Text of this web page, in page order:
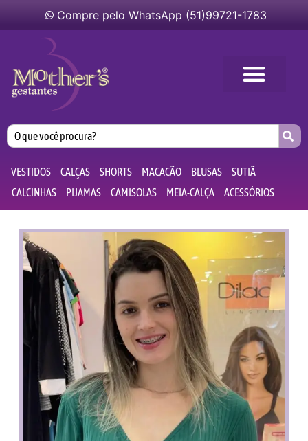
Compre pelo WhatsApp (51)99721-1783
VESTIDOS CALÇAS SHORTS MACACÃO BLUSAS
SUTIÃ
CALCINHAS
PIJAMAS CAMISOLAS MEIA-CALÇA ACESSÓRIOS